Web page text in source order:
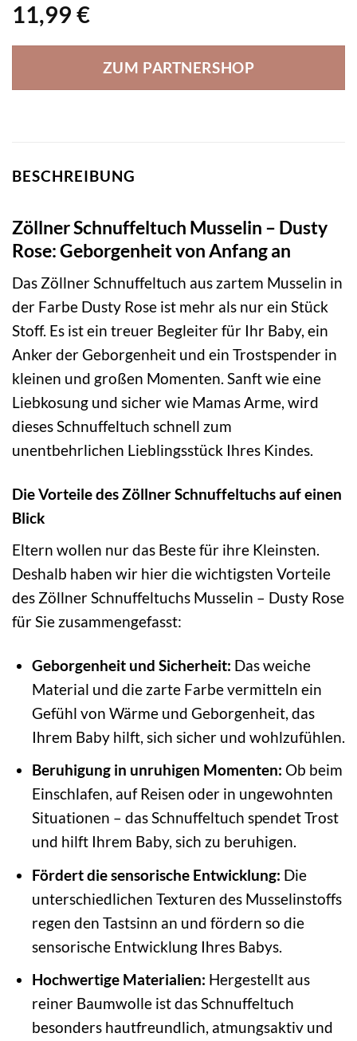
11,99 €
ZUM PARTNERSHOP
BESCHREIBUNG
Zöllner Schnuffeltuch Musselin – Dusty
Rose: Geborgenheit von Anfang an
Das Zöllner Schnuffeltuch aus zartem Musselin in
der Farbe Dusty Rose ist mehr als nur ein Stück
Stoff. Es ist ein treuer Begleiter für Ihr Baby, ein
Anker der Geborgenheit und ein Trostspender in
kleinen und großen Momenten. Sanft wie eine
Liebkosung und sicher wie Mamas Arme, wird
dieses Schnuffeltuch schnell zum
unentbehrlichen Lieblingsstück Ihres Kindes.
Die Vorteile des Zöllner Schnuffeltuchs auf einen
Blick
Eltern wollen nur das Beste für ihre Kleinsten.
Deshalb haben wir hier die wichtigsten Vorteile
des Zöllner Schnuffeltuchs Musselin – Dusty Rose
für Sie zusammengefasst:
Geborgenheit und Sicherheit: Das weiche
Material und die zarte Farbe vermitteln ein
Gefühl von Wärme und Geborgenheit, das
Ihrem Baby hilft, sich sicher und wohlzufühlen.
Beruhigung in unruhigen Momenten: Ob beim
Einschlafen, auf Reisen oder in ungewohnten
Situationen – das Schnuffeltuch spendet Trost
und hilft Ihrem Baby, sich zu beruhigen.
Fördert die sensorische Entwicklung: Die
unterschiedlichen Texturen des Musselinstoffs
regen den Tastsinn an und fördern so die
sensorische Entwicklung Ihres Babys.
Hochwertige Materialien: Hergestellt aus
reiner Baumwolle ist das Schnuffeltuch
besonders hautfreundlich, atmungsaktiv und